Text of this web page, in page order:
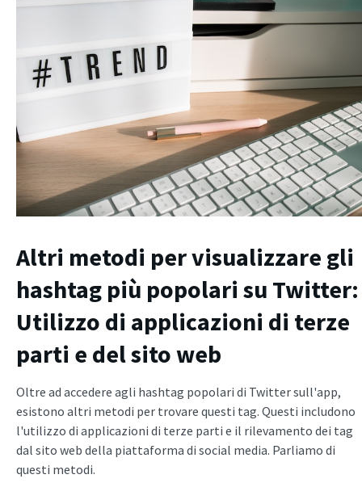
Altri metodi per visualizzare gli
hashtag più popolari su Twitter:
Utilizzo di applicazioni di terze
parti e del sito web
Oltre ad accedere agli hashtag popolari di Twitter sull'app,
esistono altri metodi per trovare questi tag. Questi includono
l'utilizzo di applicazioni di terze parti e il rilevamento dei tag
dal sito web della piattaforma di social media. Parliamo di
questi metodi.